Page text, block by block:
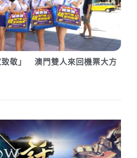
致敬」 澳門雙人來回機票大方